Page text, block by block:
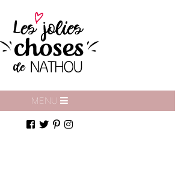
MENU